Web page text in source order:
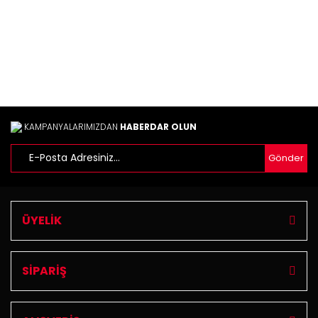
KAMPANYALARIMIZDAN HABERDAR OLUN
Gönder
ÜYELİK
SİPARİŞ